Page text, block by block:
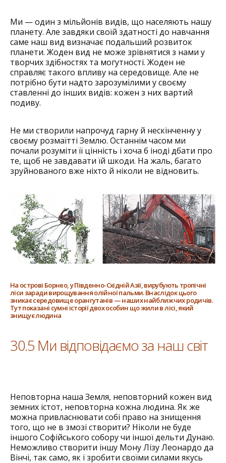
Ми — один з мільйонів видів, що населяють нашу
планету. Але завдяки своїй здатності до навчання
саме наш вид визначає подальший розвиток
планети. Жоден вид не може зрівнятися з нами у
творчих здібностях та могутності. Жоден не
справляє такого впливу на середовище. Але не
потрібно бути надто зарозумілими у своєму
ставленні до інших видів: кожен з них вартий
подиву.
Не ми створили напрочуд гарну й нескінченну у
своєму розмаїтті Землю. Останнім часом ми
почали розуміти її цінність і хоча б іноді дбати про
те, щоб не завдавати їй шкоди. На жаль, багато
зруйнованого вже ніхто й ніколи не відновить.
На острові Борнео, у Південно-Східній Азії, вирубують тропічні
ліси заради вирощування олійної пальми. Внаслідок цього
зникає середовище орангутанів — наших найближчих родичів.
Тут показані сумні історії двох особин що жили в лісі, який
знищує людина
30.5 Ми відповідаємо за наш світ
Неповторна наша Земля, неповторний кожен вид
земних істот, неповторна кожна людина. Як же
можна привласнювати собі право на знищення
того, що не в змозі створити? Ніколи не буде
іншого Софійського собору чи іншої дельти Дунаю.
Неможливо створити іншу Мону Лізу Леонардо да
Вінчі, так само, як і зробити своїми силами якусь